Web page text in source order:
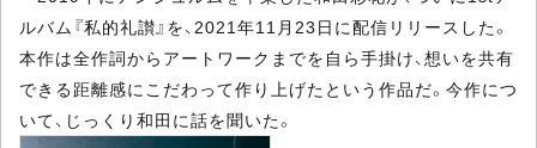
ルバム『私的礼讃』を、2021年11月23日に配信リリースした。
本作は全作詞からアートワークまでを自ら手掛け、想いを共有
できる距離感にこだわって作り上げたという作品だ。今作につ
いて、じっくり和田に話を聞いた。